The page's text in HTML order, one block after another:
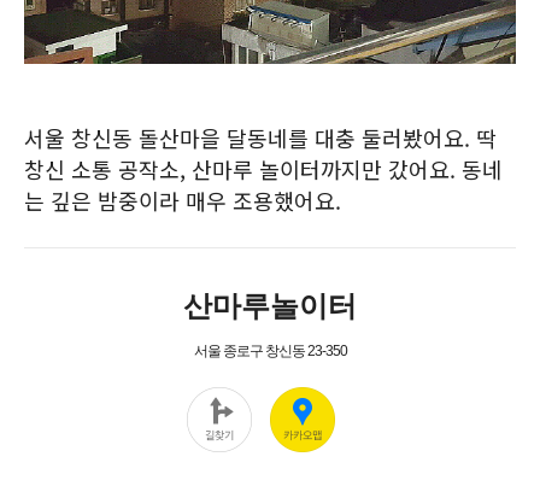
서울 창신동 돌산마을 달동네를 대충 둘러봤어요. 딱
창신 소통 공작소, 산마루 놀이터까지만 갔어요. 동네
는 깊은 밤중이라 매우 조용했어요.